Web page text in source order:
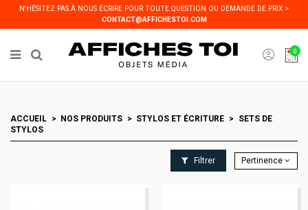
N'HÉSITEZ PAS À NOUS ÉCRIRE POUR TOUTE QUESTION OU DEMANDE DE PRIX >
CONTACT@AFFICHESTOI.COM
0
ACCUEIL NOS PRODUITS STYLOS ET ÉCRITURE
SETS DE
STYLOS
Filtrer Pertinence
Panneau de gestion des cookies